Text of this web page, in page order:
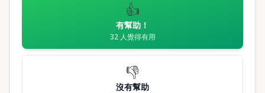
👍
有幫助！
32 人覺得有用
👎
沒有幫助